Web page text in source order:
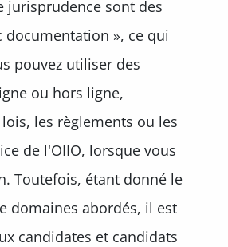
jurisprudence sont des
documentation », ce qui
pouvez utiliser des
ou hors ligne,
les règlements ou les
de l'OIIO, lorsque vous
Toutefois, étant donné le
domaines abordés, il est
candidates et candidats